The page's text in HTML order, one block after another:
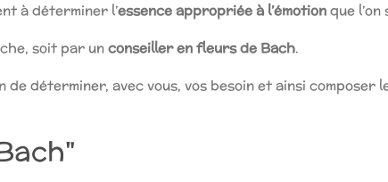
à déterminer l’essence appropriée à l’émotionque
soit par unconseiller en fleurs de Bach.
de déterminer, avec vous, vos besoin et ainsi composer